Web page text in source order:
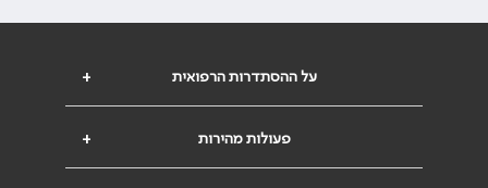
+ על ההסתדרות הרפואית
+ פעולות מהירות